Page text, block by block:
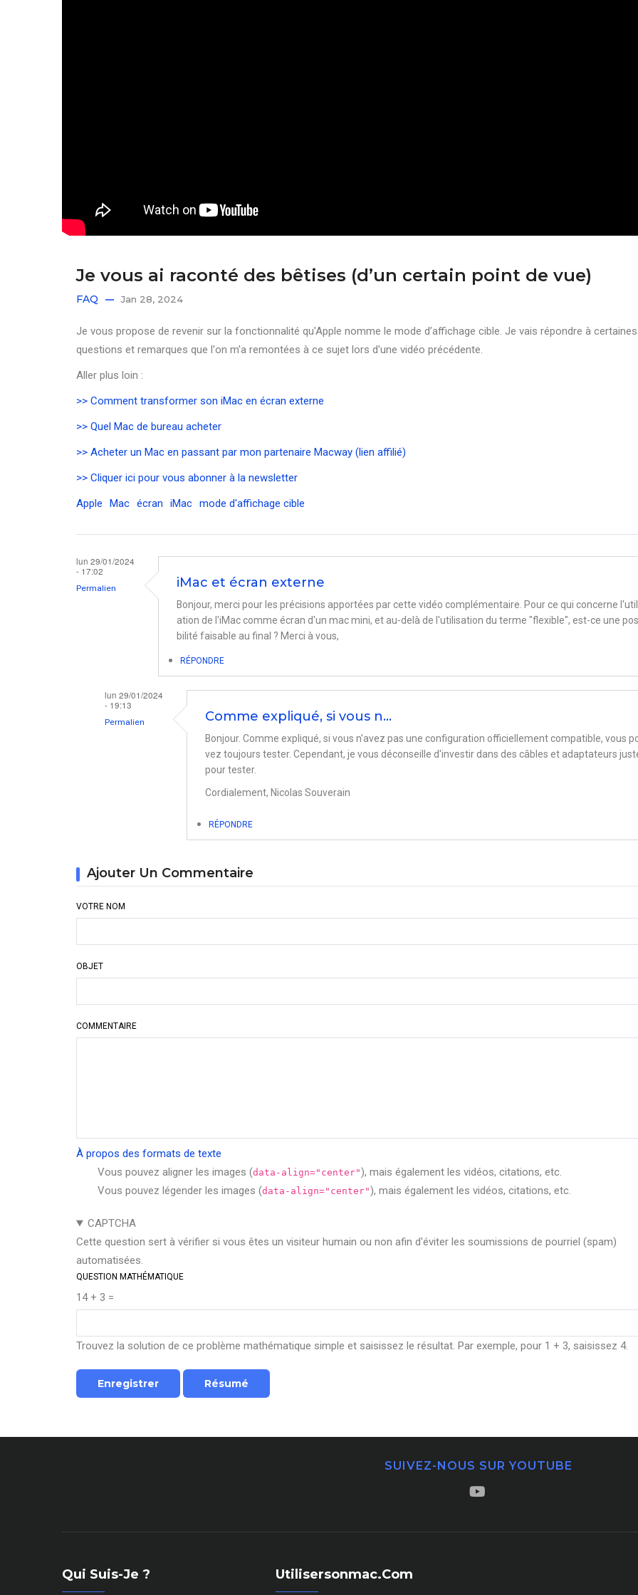
Je vous ai raconté des bêtises (d’un certain point de vue)
FAQ Jan 28, 2024
Je vous propose de revenir sur la fonctionnalité qu'Apple nomme le mode d’affichage cible. Je vais répondre à certaines
questions et remarques que l'on m'a remontées à ce sujet lors d'une vidéo précédente.
Aller plus loin :
>> Comment transformer son iMac en écran externe
>> Quel Mac de bureau acheter
>> Acheter un Mac en passant par mon partenaire Macway (lien affilié)
>> Cliquer ici pour vous abonner à la newsletter
Apple
Mac écran iMac mode d'affichage cible
lun 29/01/2024
- 17:02
Permalien iMac et écran externe
Bonjour, merci pour les précisions apportées par cette vidéo complémentaire. Pour ce qui concerne
ation de l'iMac comme écran d'un mac mini, et au-delà de l'utilisation du terme "flexible", est-ce une
bilité faisable au final ? Merci à vous,
RÉPONDRE
lun 29/01/2024
- 19:13
Permalien
par
Stephane
Comme expliqué, si vous n…
Bonjour. Comme expliqué, si vous n'avez pas une configuration officiellement compatible, vous
vez toujours tester. Cependant, je vous déconseille d'investir dans des câbles et adaptateurs
pour tester.
Cordialement, Nicolas Souverain
RÉPONDRE
Ajouter Un Commentaire
VOTRE NOM
OBJET
COMMENTAIRE
À propos des formats de texte
Vous pouvez aligner les images (data-align="center"), mais également les vidéos, citations, etc.
Vous pouvez légender les images (data-align="center"), mais également les vidéos, citations, etc.
CAPTCHA
Cette question sert à vérifier si vous êtes un visiteur humain ou non afin d'éviter les soumissions de pourriel (spam)
automatisées.
QUESTION MATHÉMATIQUE
14 + 3 =
Trouvez la solution de ce problème mathématique simple et saisissez le résultat. Par exemple, pour 1 + 3, saisissez 4.
SUIVEZ-NOUS SUR YOUTUBE
Qui Suis-Je ? Utilisersonmac.com